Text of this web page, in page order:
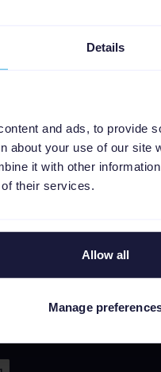
Details
and ads, to provide
about your use of our site
it with other
their services.
Allow all
Manage